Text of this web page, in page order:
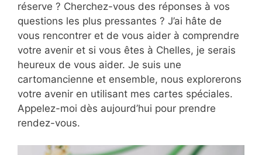
réserve ? Cherchez-vous des réponses à vos
questions les plus pressantes ? J’ai hâte de
vous rencontrer et de vous aider à comprendre
votre avenir et si vous êtes à Chelles, je serais
heureux de vous aider. Je suis une
cartomancienne et ensemble, nous explorerons
votre avenir en utilisant mes cartes spéciales.
Appelez-moi dès aujourd’hui pour prendre
rendez-vous.